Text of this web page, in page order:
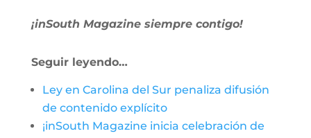
¡inSouth Magazine siempre contigo!
Seguir leyendo…
Ley en Carolina del Sur penaliza difusión
de contenido explícito
¡inSouth Magazine inicia celebración de